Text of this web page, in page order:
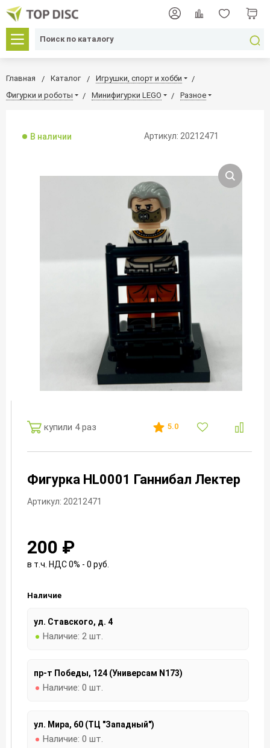
Главная Каталог
Игрушки, спорт и хобби
Фигурки и роботы
Минифигурки LEGO Разное
В наличии Артикул: 20212471
купили 4 раз 5.0
Фигурка HL0001 Ганнибал Лектер
Артикул: 20212471
200 ₽
в т.ч. НДС 0% - 0 руб.
Наличие
ул. Ставского, д. 4
Наличие: 2 шт.
пр-т Победы, 124 (Универсам N173)
Наличие: 0 шт.
ул. Мира, 60 (ТЦ "Западный")
Наличие: 0 шт.